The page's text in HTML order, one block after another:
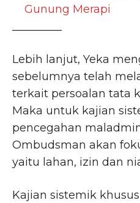
Gunung Merapi
Lebih lanjut, Yeka
sebelumnya telah
terkait persoalan tata
Maka untuk kajian
pencegahan
Ombudsman akan
yaitu lahan, izin dan
Kajian sistemik